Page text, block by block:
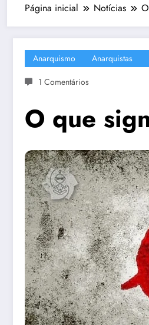
Página inicial Notícias
Anarquismo Anarquistas
1 Comentários
O que